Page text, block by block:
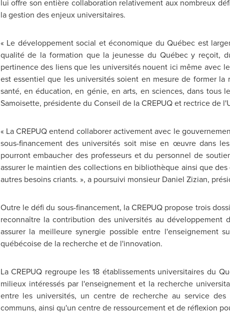
lui offre son entière collaboration relativement aux nombreux
la gestion des enjeux universitaires.
« Le développement social et économique du Québec est
qualité de la formation que la jeunesse du Québec y reçoit,
pertinence des liens que les universités nouent ici même avec
est essentiel que les universités soient en mesure de former
santé, en éducation, en génie, en arts, en sciences, dans tous
Samoisette, présidente du Conseil de la CREPUQ et rectrice de
« La CREPUQ entend collaborer activement avec le
sous-financement des universités soit mise en œuvre dans
pourront embaucher des professeurs et du personnel de
assurer le maintien des collections en bibliothèque ainsi que
autres besoins criants. », a poursuivi monsieur Daniel Zizian,
Outre le défi du sous-financement, la CREPUQ propose trois
reconnaître la contribution des universités au
assurer la meilleure synergie possible entre l'enseignement
québécoise de la recherche et de l'innovation.
La CREPUQ regroupe les 18 établissements universitaires du
milieux intéressés par l'enseignement et la recherche
entre les universités, un centre de recherche au service
communs, ainsi qu'un centre de ressourcement et de réflexion